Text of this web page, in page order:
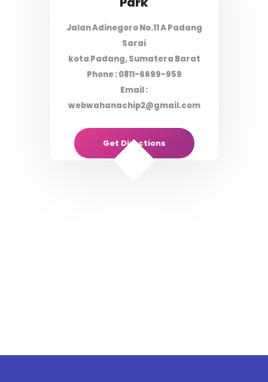
Jalan Adinegoro No.11 A Padang
Sarai
kota Padang, Sumatera Barat
Phone : 0811-6699-959
Email :
webwahanachip2@gmail.com
Get Directions